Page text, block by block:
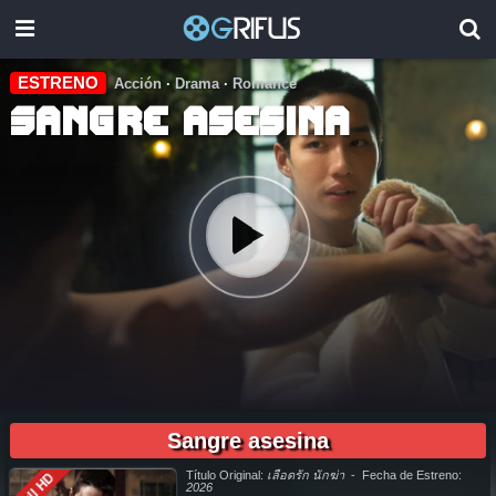
ESTRENO Acción ·Drama· Romance
Sangre asesina
en español latino, pelicula completa Sangre asesina audio latino, pelicula completa Sangre asesina audio latino online, como ver Sangre asesina pelicula completa en español, como ver Sangre
Sangre asesina pelicula completa en español, ver Sangre asesina pelicula completa en español latino, Sangre asesina pelicula completa audio latino, Sangre asesina pelicula completa 2019,
Sangre asesina pelicula completa en español, Sangre asesina pelicula completa en español latino, trailer Sangre asesina, Sangre asesina trailer, ver trailer Sangre asesina español, trailer en
español Sangre asesina, Sangre asesina trailer español latino, Sangre asesina descargar torrent gratis, descargar pelicula completa Sangre asesina hd, descargar Sangre asesina pelicula
completa, descargar Sangre asesina pelicula completa torrent, descargar Sangre asesina pelicula completa utorrent, descargar Sangre asesina pelicula completa mega, descargar Sangre
asesina pelicula completa gratis, Sangre asesina descargar pelicula completa gratis, Sangre asesina descargar pelicula completa hd, descargar pelicula Sangre asesina gratis, descargar
online megavideo, ver pelicula Sangre asesina online gratis, ver online Sangre asesina, Sangre asesina online ver pelicula, ver estreno Sangre asesina online, Sangre asesina online ver,
Sangre asesina ver online, Ver Pelicula Sangre asesina Español Latino, Pelicula Sangre asesina Latino Online, Pelicula Sangre asesina Español Online, Pelicula Sangre asesina Subtitulado,
Sangre asesina
Título Original: เลือดรัก นักฆ่า- Fecha de Estreno:
2026